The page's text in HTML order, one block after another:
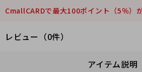
CmallCARDで最大100ポイント（5％）
レビュー（0件）
アイテム説明